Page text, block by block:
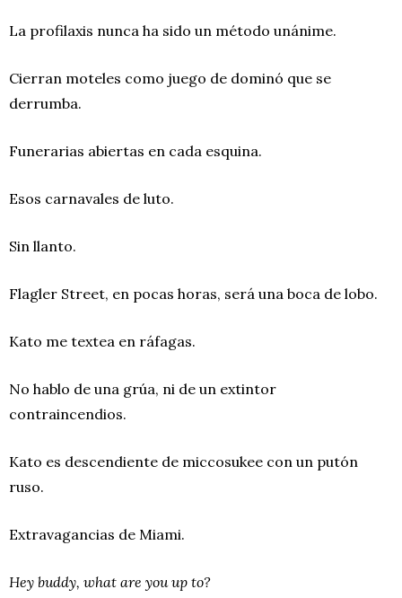
La profilaxis nunca ha sido un método unánime.
Cierran moteles como juego de dominó que se
derrumba.
Funerarias abiertas en cada esquina.
Esos carnavales de luto.
Sin llanto.
Flagler Street, en pocas horas, será una boca de lobo.
Kato me textea en ráfagas.
No hablo de una grúa, ni de un extintor
contraincendios.
Kato es descendiente de miccosukee con un putón
ruso.
Extravagancias de Miami.
Hey buddy, what are you up to?